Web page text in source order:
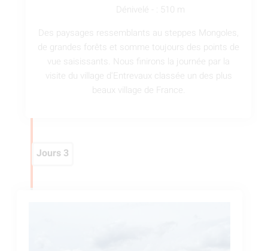
Dénivelé - : 510 m
Des paysages ressemblants au steppes Mongoles,
de grandes forêts et somme toujours des points de
vue saisissants. Nous finirons la journée par la
visite du village d'Entrevaux classée un des plus
beaux village de France.
Jours 3